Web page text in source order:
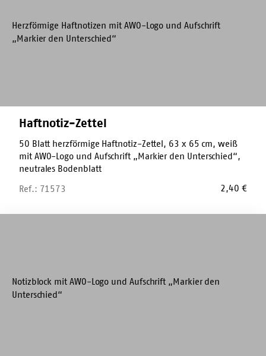
Haftnotiz-Zettel
50 Blatt herzförmige Haftnotiz-Zettel, 63 x 65 cm, weiß
mit AWO-Logo und Aufschrift „Markier den Unterschied“,
neutrales Bodenblatt
Ref.: 71573
2,40€